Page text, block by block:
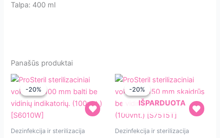
Talpa: 400 ml
Panašūs produktai
-20%
ProSteril
-20%
Dezinfekcija ir sterilizacija
-20%
ProSteril
IŠPARDUOTA
-20%
Dezinfekcija ir sterilizacija